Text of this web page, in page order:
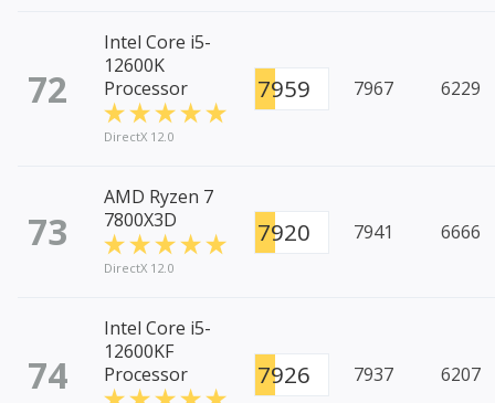
72
Intel Core i5-
12600K
Processor
DirectX 12.0
7959 7967 6229
73
AMD Ryzen 7
7800X3D
DirectX 12.0
7920 7941 6666
74
Intel Core i5-
12600KF
Processor
7926 7937 6207